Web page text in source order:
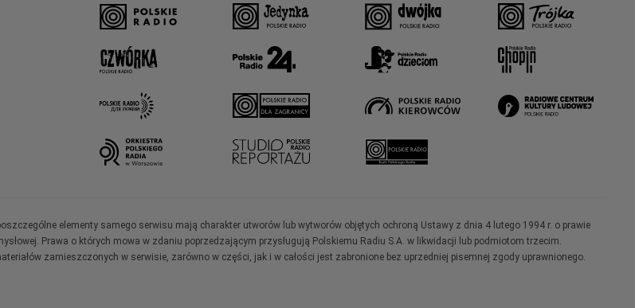
elementy samego serwisu mają charakter utworów lub wytworów objętych ochroną Ustawy z dnia 4 lutego 1994 r. o prawie
Prawa o których mowa w zdaniu poprzedzającym przysługują Polskiemu Radiu S.A. w likwidacji lub podmiotom trzecim.
zamieszczonych w serwisie, zarówno w części, jak i w całości jest zabronione bez uprzedniej pisemnej zgody uprawnionego.